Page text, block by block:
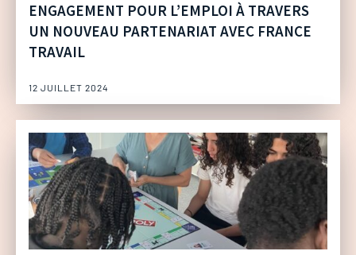
ENGAGEMENT POUR L’EMPLOI À TRAVERS
UN NOUVEAU PARTENARIAT AVEC FRANCE
TRAVAIL
12 JUILLET 2024